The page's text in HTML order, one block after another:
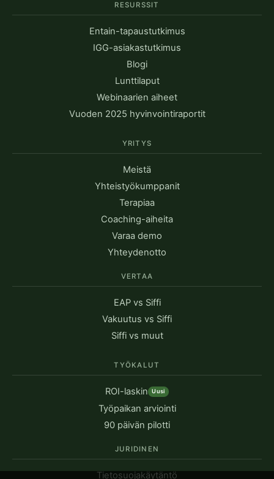
RESURSSIT
Entain-tapaustutkimus
IGG-asiakastutkimus
Blogi
Lunttilaput
Webinaarien aiheet
Vuoden 2025 hyvinvointiraportit
YRITYS
Meistä
Yhteistyökumppanit
Terapiaa
Coaching-aiheita
Varaa demo
Yhteydenotto
VERTAA
EAP vs Siffi
Vakuutus vs Siffi
Siffi vs muut
TYÖKALUT
ROI-laskin Uusi
Työpaikan arviointi
90 päivän pilotti
JURIDINEN
Tietosuojakäytäntö